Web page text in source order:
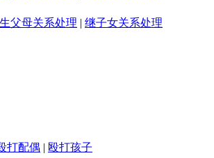
生父母关系处理 | 继子女关系处理
打配偶 | 殴打孩子